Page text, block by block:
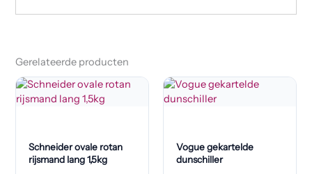
Gerelateerde producten
Schneider ovale rotan
rijsmand lang 1,5kg
Vogue gekartelde
dunschiller